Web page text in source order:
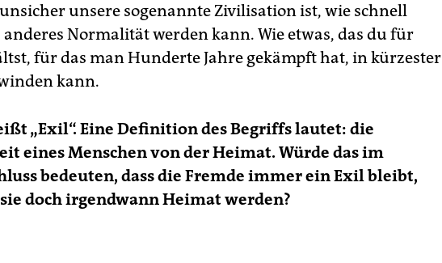
unsere sogenannte Zivilisation ist, wie schnell
anderes Normalität werden kann. Wie etwas, das du für
für das man Hunderte Jahre gekämpft hat, in kürzester
kann.
„Exil“. Eine Definition des Begriffs lautet: die
eines Menschen von der Heimat. Würde das im
bedeuten, dass die Fremde immer ein Exil bleibt,
doch irgendwann Heimat werden?